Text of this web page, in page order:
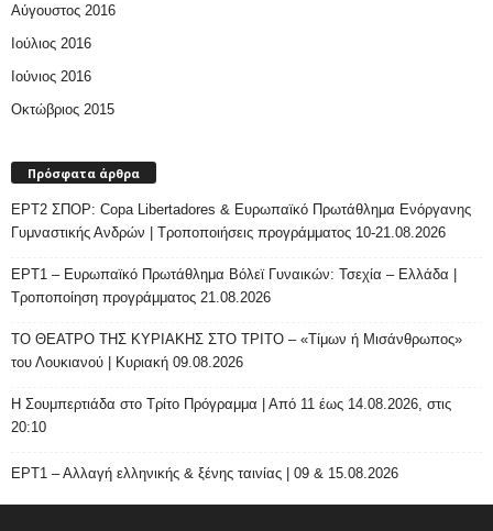
Αύγουστος 2016
Ιούλιος 2016
Ιούνιος 2016
Οκτώβριος 2015
Πρόσφατα άρθρα
ΕΡΤ2 ΣΠΟΡ: Copa Libertadores & Ευρωπαϊκό Πρωτάθλημα Ενόργανης
Γυμναστικής Ανδρών | Τροποποιήσεις προγράμματος 10-21.08.2026
ΕΡΤ1 – Ευρωπαϊκό Πρωτάθλημα Βόλεϊ Γυναικών: Τσεχία – Ελλάδα |
Τροποποίηση προγράμματος 21.08.2026
ΤΟ ΘΕΑΤΡΟ ΤΗΣ ΚΥΡΙΑΚΗΣ ΣΤΟ ΤΡΙΤΟ – «Τίμων ή Μισάνθρωπος»
του Λουκιανού | Κυριακή 09.08.2026
H Σουμπερτιάδα στο Τρίτο Πρόγραμμα | Από 11 έως 14.08.2026, στις
20:10
ΕΡΤ1 – Αλλαγή ελληνικής & ξένης ταινίας | 09 & 15.08.2026